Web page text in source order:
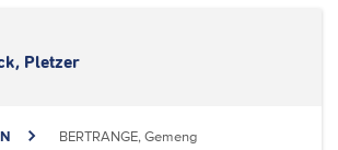
Pletzer
BERTRANGE, Gemeng